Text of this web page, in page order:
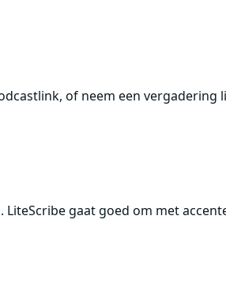
of neem een vergadering
gaat goed om met